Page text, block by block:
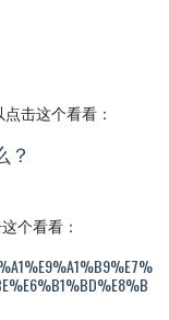
击这个看看：
？
个看看：